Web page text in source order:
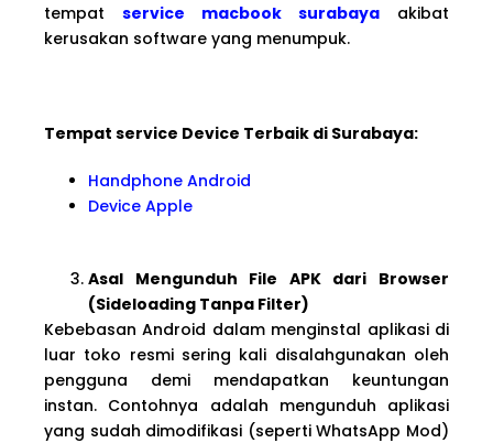
tempat service macbook surabaya akibat
kerusakan software yang menumpuk.
Tempat service Device Terbaik di Surabaya:
Handphone Android
Device Apple
Asal Mengunduh File APK dari Browser
(Sideloading Tanpa Filter)
Kebebasan Android dalam menginstal aplikasi di
luar toko resmi sering kali disalahgunakan oleh
pengguna demi mendapatkan keuntungan
instan. Contohnya adalah mengunduh aplikasi
yang sudah dimodifikasi (seperti WhatsApp Mod)